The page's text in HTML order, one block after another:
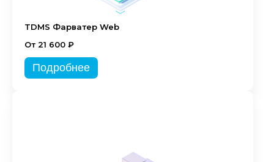
TDMS Фарватер Web
От 21 600 ₽
Подробнее